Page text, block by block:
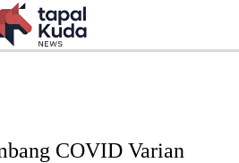
COVID Varian